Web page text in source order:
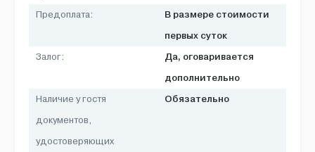
Предоплата:
В размере стоимости
первых суток
Залог:
Да, оговаривается
дополнительно
Наличие у гостя
документов,
удостоверяющих
Обязательно